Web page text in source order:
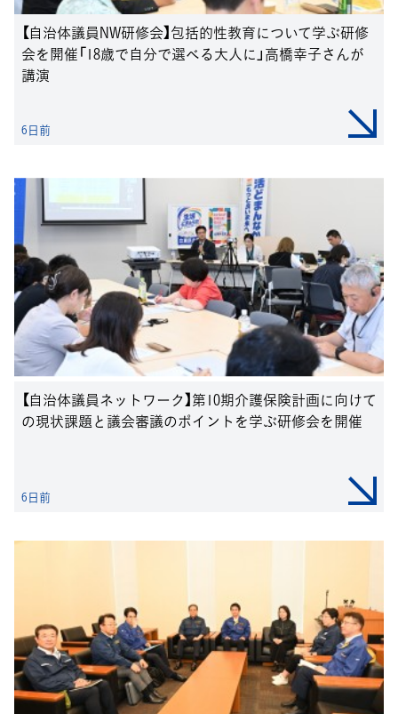
【自治体議員NW研修会】包括的性教育について学ぶ研修
会を開催「18歳で自分で選べる大人に」高橋幸子さんが
講演
6日前
【自治体議員ネットワーク】第10期介護保険計画に向けて
の現状課題と議会審議のポイントを学ぶ研修会を開催
6日前